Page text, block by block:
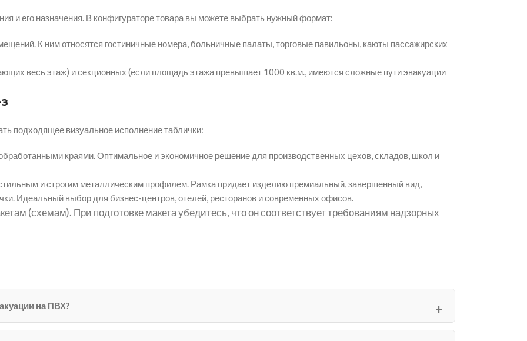
и его назначения. В конфигураторе товара вы можете выбрать нужный формат:
К ним относятся гостиничные номера, больничные палаты, торговые павильоны, каюты пассажирских
весь этаж) и секционных (если площадь этажа превышает 1000 кв.м., имеются сложные пути эвакуации
подходящее визуальное исполнение таблички:
краями. Оптимальное и экономичное решение для производственных цехов, складов, школ и
и строгим металлическим профилем. Рамка придает изделию премиальный, завершенный вид,
Идеальный выбор для бизнес-центров, отелей, ресторанов и современных офисов.
(схемам). При подготовке макета убедитесь, что он соответствует требованиям надзорных
на ПВХ?